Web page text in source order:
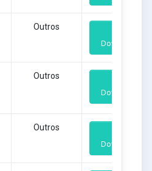
Outros
Download
Outros
Download
Outros
Download